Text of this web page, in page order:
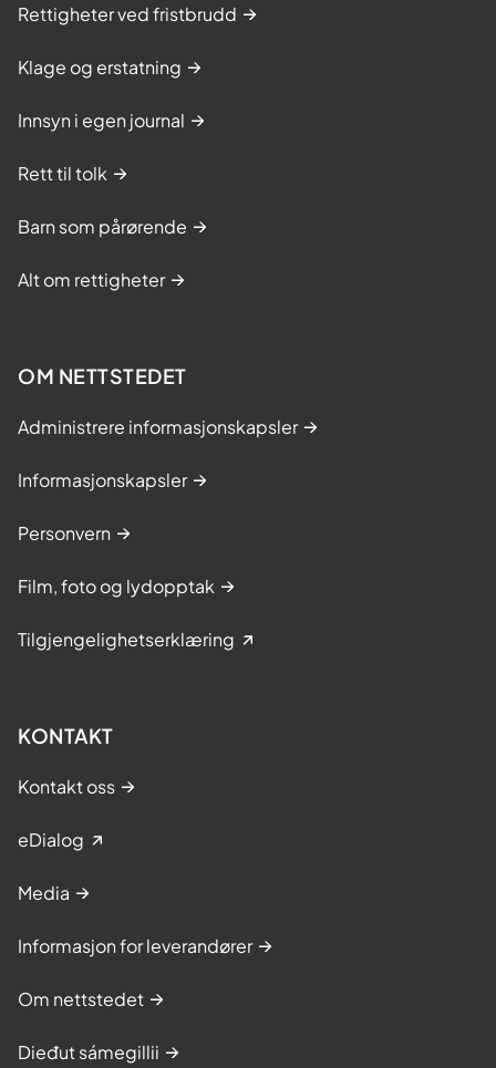
Rettigheter ved fristbrudd
Klage og erstatning
Innsyn i egen journal
Rett til tolk
Barn som pårørende
Alt om rettigheter
OM NETTSTEDET
Administrere informasjonskapsler
Informasjonskapsler
Personvern
Film, foto og lydopptak
Tilgjengelighetserklæring
KONTAKT
Kontakt oss
eDialog
Media
Informasjon for leverandører
Om nettstedet
Dieđut sámegillii